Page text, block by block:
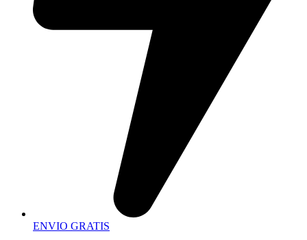
ENVIO GRATIS